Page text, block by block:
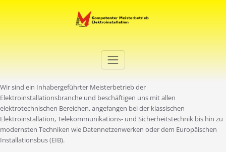
Elektro Martini
Wir sind ein Inhabergeführter Meisterbetrieb der
Elektroinstallationsbranche und beschäftigen uns mit allen
elektrotechnischen Bereichen, angefangen bei der klassischen
Elektroinstallation, Telekommunikations- und Sicherheitstechnik bis hin zu
modernsten Techniken wie Datennetzenwerken oder dem Europäischen
Installationsbus (EIB).